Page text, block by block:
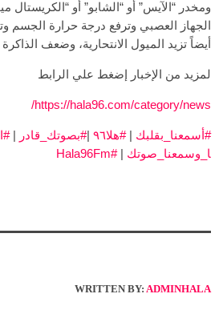
ومخدر “الآيس” أو “الشابو” أو
الجهاز العصبي وترفع درجة حرارة الجسم
أيضاً تزيد الميول الانتحارية، وضعف
لمزيد من الإخبار إضغط علي الرابط
https://hala96.com/category/news/
#أسمعنا_بقلبك |#هلا٩٦ |#بصوتك_قادر |
ا_وسمعنا_صوتك |
#Hala96Fm
WRITTEN BY: ADMINHALA